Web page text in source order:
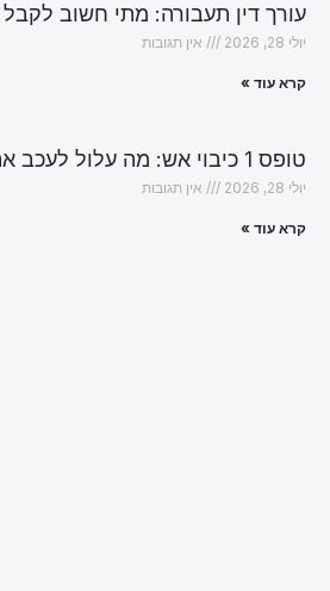
עורך דין תעבורה: מתי חשוב לקבל
אין תגובות
קרא עוד »
טופס 1 כיבוי אש: מה עלול לעכב את האישור?
אין תגובות
קרא עוד »